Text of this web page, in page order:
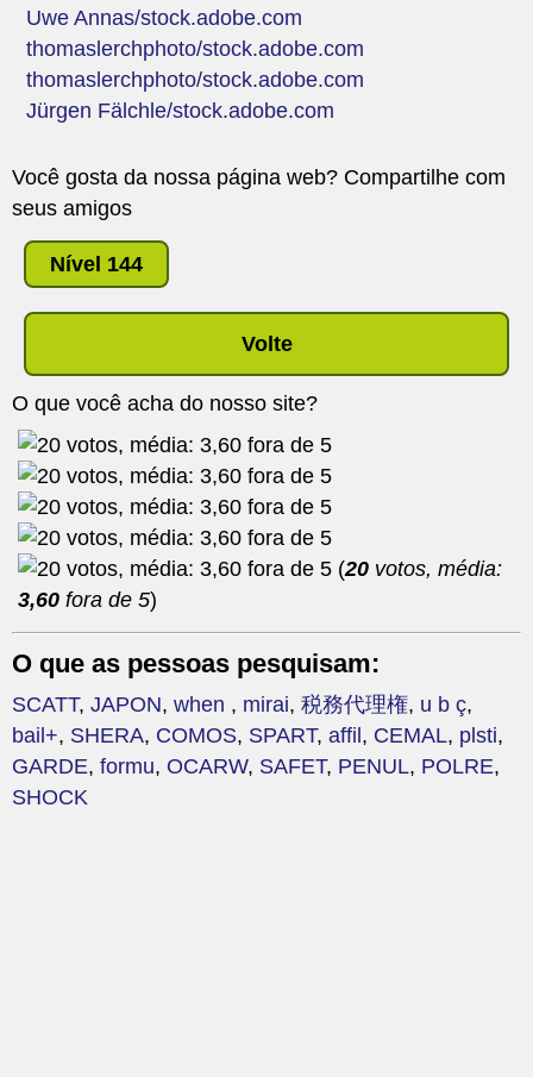
Uwe Annas/stock.adobe.com
thomaslerchphoto/stock.adobe.com
thomaslerchphoto/stock.adobe.com
Jürgen Fälchle/stock.adobe.com
Você gosta da nossa página web? Compartilhe com
seus amigos
Nível 144
Volte
O que você acha do nosso site?
(20 votos, média:
3,60 fora de 5)
O que as pessoas pesquisam:
SCATT, JAPON, when , mirai, 税務代理権, u b ç,
bail+, SHERA, COMOS, SPART, affil , CEMAL, plsti,
GARDE, formu, OCARW, SAFET, PENUL, POLRE,
SHOCK